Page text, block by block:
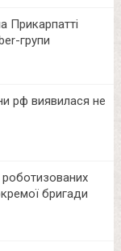
Прикарпатті
групи
рф виявилася не
бригади